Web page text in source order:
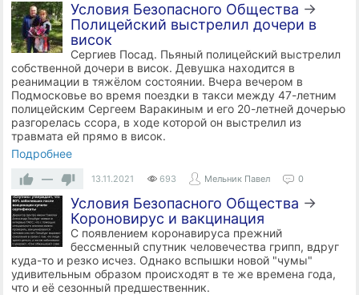
Условия Безопасного Общества →
Полицейский выстрелил дочери в
висок
Сергиев Посад. Пьяный полицейский выстрелил
собственной дочери в висок. Девушка находится в
реанимации в тяжёлом состоянии. Вчера вечером в
Подмосковье во время поездки в такси между 47-летним
полицейским Сергеем Варакиным и его 20-летней дочерью
разгорелась ссора, в ходе которой он выстрелил из
травмата ей прямо в висок.
Подробнее
—
13.11.2021 693 Мельник Павел 0
Условия Безопасного Общества →
Короновирус и вакцинация
С появлением коронавируса прежний
бессменный спутник человечества грипп, вдруг
куда-то и резко исчез. Однако вспышки новой "чумы"
удивительным образом происходят в те же времена года,
что и её сезонный предшественник.